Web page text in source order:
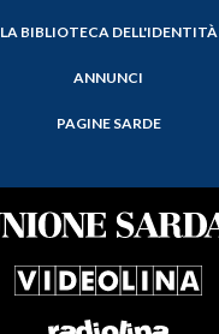
LA BIBLIOTECA DELL'IDENTITÀ
ANNUNCI
PAGINE SARDE